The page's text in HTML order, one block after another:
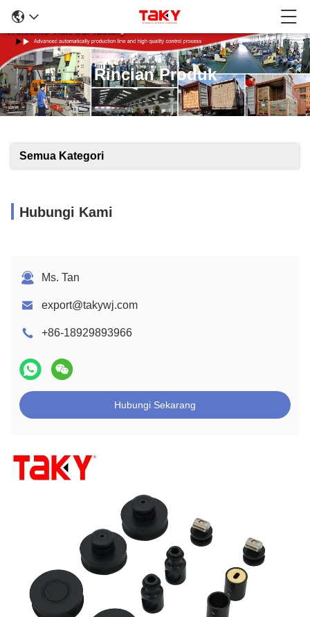
Rincian Produk
Semua Kategori
Hubungi Kami
Ms. Tan
export@takywj.com
+86-18929893966
Hubungi Sekarang